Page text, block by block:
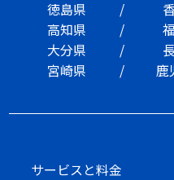
徳島県
高知県
大分県
宮崎県
鹿
サービスと料金